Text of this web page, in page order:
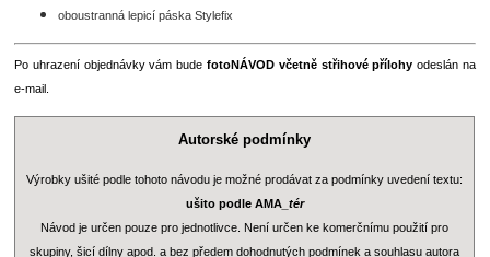
oboustranná lepicí páska Stylefix
Po uhrazení objednávky vám bude fotoNÁVOD včetně střihové přílohy odeslán na
e-mail.
Autorské podmínky
Výrobky ušité podle tohoto návodu je možné prodávat za podmínky uvedení textu:
ušito podle AMA_tér
Návod je určen pouze pro jednotlivce. Není určen ke komerčnímu použití pro
skupiny, šicí dílny apod. a bez předem dohodnutých podmínek a souhlasu autora